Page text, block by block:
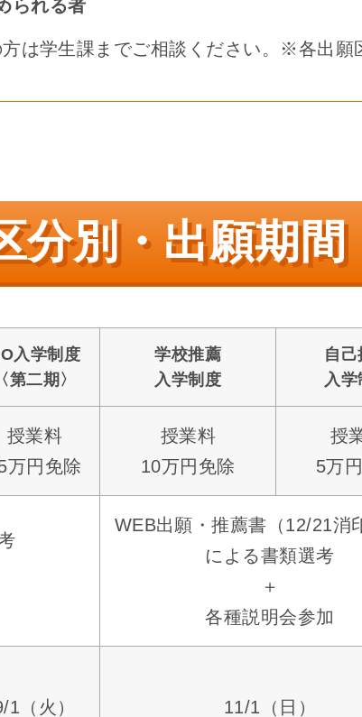
られる者
は学生課までご相談ください。※各出願
分別・出願期間
入学制度
〈第二期〉
学校推薦
入学制度
自己
入学
授業料
万円免除
授業料
10万円免除
授
5万
WEB出願・推薦書（12/21消
による書類選考
＋
各種説明会参加
1（火）
11/1（日）